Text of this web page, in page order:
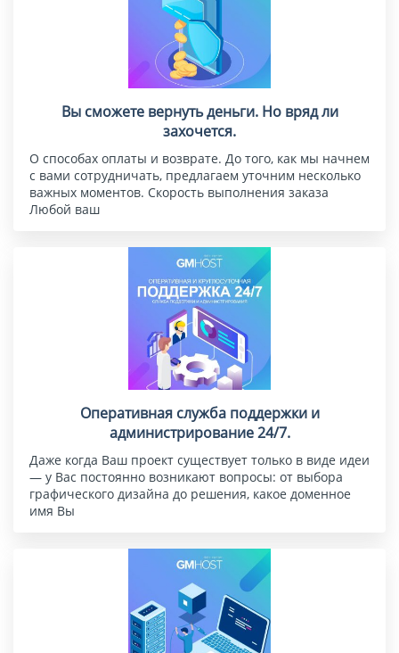
Вы сможете вернуть деньги. Но вряд ли
захочется.
О способах оплаты и возврате. До того, как мы начнем
с вами сотрудничать, предлагаем уточним несколько
важных моментов. Скорость выполнения заказа
Любой ваш
Оперативная служба поддержки и
администрирование 24/7.
Даже когда Ваш проект существует только в виде идеи
— у Вас постоянно возникают вопросы: от выбора
графического дизайна до решения, какое доменное
имя Вы